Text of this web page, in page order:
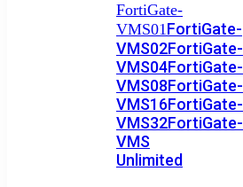
FortiGate-
VMS01FortiGate-
VMS02FortiGate-
VMS04FortiGate-
VMS08FortiGate-
VMS16FortiGate-
VMS32FortiGate-
VMS
Unlimited